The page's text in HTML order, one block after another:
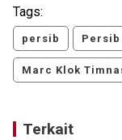
Tags:
persib Persib
Marc Klok
Terkait